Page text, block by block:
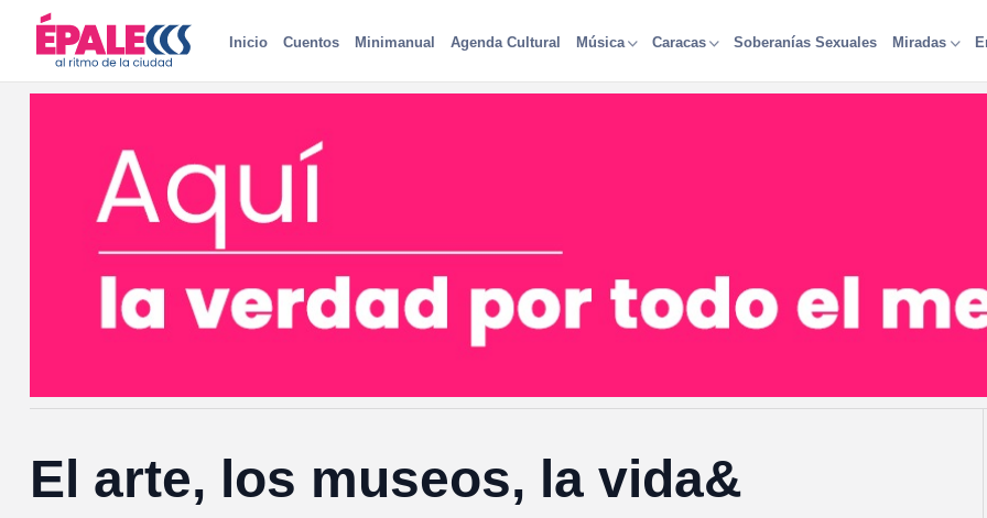
Inicio Cuentos Minimanual Agenda Cultural Música Caracas Soberanías Sexuales Miradas
El arte, los museos, la vida&